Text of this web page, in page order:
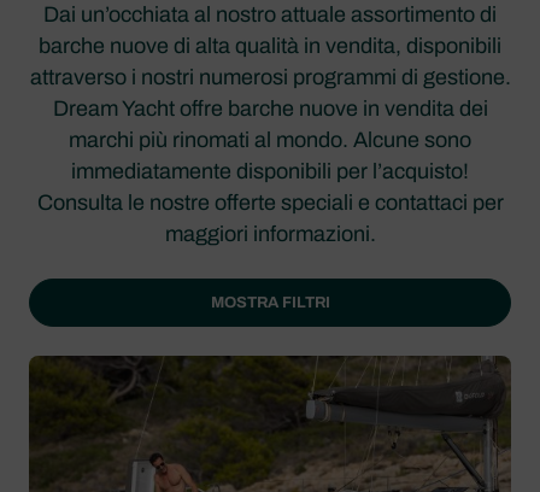
Dai un’occhiata al nostro attuale assortimento di
barche nuove di alta qualità in vendita, disponibili
attraverso i nostri numerosi programmi di gestione.
Dream Yacht offre barche nuove in vendita dei
marchi più rinomati al mondo. Alcune sono
immediatamente disponibili per l’acquisto!
Consulta le nostre offerte speciali e contattaci per
maggiori informazioni.
MOSTRA FILTRI